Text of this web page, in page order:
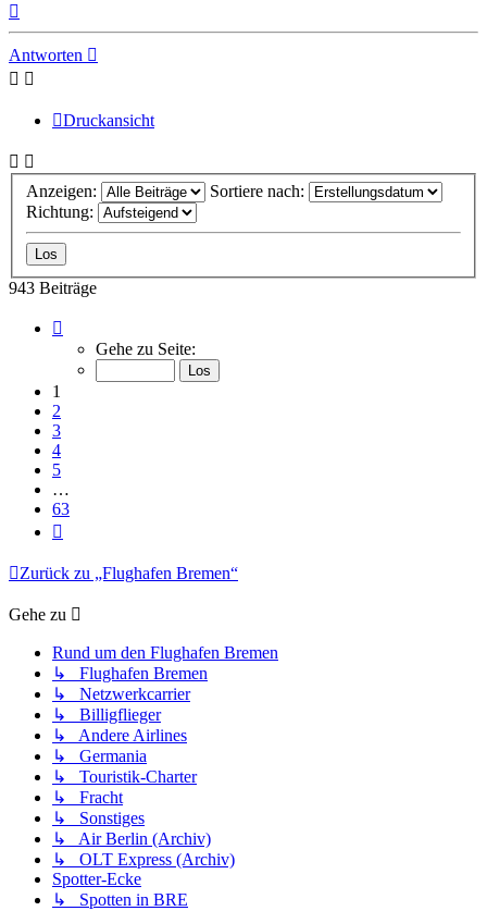
oben
Antworten
Druckansicht
Anzeigen:
Sortiere nach:
Richtung:
943 Beiträge
von
Gehe zu Seite:
1
2
3
4
5
…
63
Zurück zu „Flughafen Bremen“
Gehe zu
Rund um den Flughafen Bremen
↳ Flughafen Bremen
↳ Netzwerkcarrier
↳ Billigflieger
↳ Andere Airlines
↳ Germania
↳ Touristik-Charter
↳ Fracht
↳ Sonstiges
↳ Air Berlin (Archiv)
↳ OLT Express (Archiv)
Spotter-Ecke
↳ Spotten in BRE